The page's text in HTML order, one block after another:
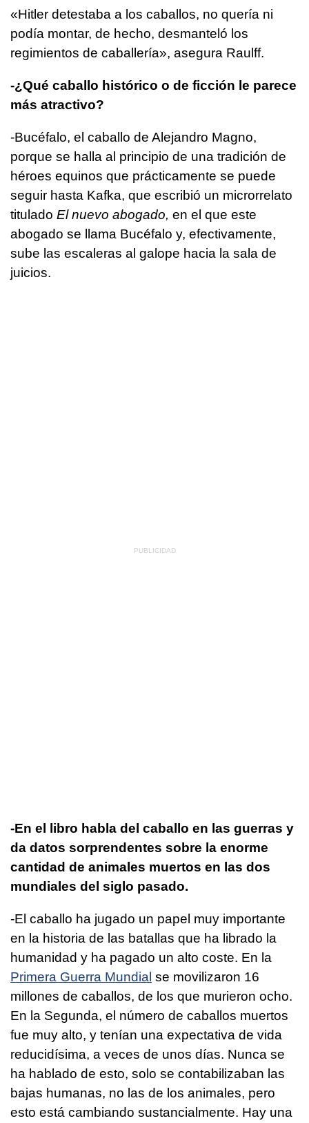
«Hitler detestaba a los caballos, no quería ni
podía montar, de hecho, desmanteló los
regimientos de caballería», asegura Raulff.
-¿Qué caballo histórico o de ficción le parece
más atractivo?
-Bucéfalo, el caballo de Alejandro Magno,
porque se halla al principio de una tradición de
héroes equinos que prácticamente se puede
seguir hasta Kafka, que escribió un microrrelato
titulado El nuevo abogado, en el que este
abogado se llama Bucéfalo y, efectivamente,
sube las escaleras al galope hacia la sala de
juicios.
-En el libro habla del caballo en las guerras y
da datos sorprendentes sobre la enorme
cantidad de animales muertos en las dos
mundiales del siglo pasado.
-El caballo ha jugado un papel muy importante
en la historia de las batallas que ha librado la
humanidad y ha pagado un alto coste. En la
Primera Guerra Mundial se movilizaron 16
millones de caballos, de los que murieron ocho.
En la Segunda, el número de caballos muertos
fue muy alto, y tenían una expectativa de vida
reducidísima, a veces de unos días. Nunca se
ha hablado de esto, solo se contabilizaban las
bajas humanas, no las de los animales, pero
esto está cambiando sustancialmente. Hay una